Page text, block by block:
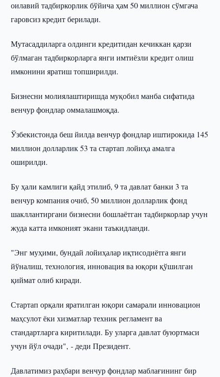
оилавий тадбиркорлик бўйича ҳам 50 миллион сўмгача
гаровсиз кредит берилади.
Мутасаддиларга олдинги кредитидан кечиккан қарзи
бўлмаган тадбиркорларга янги имтиёзли кредит олиш
имконини яратиш топширилди.
Бизнесни молиялаштиришда муқобил манба сифатида
венчур фондлар оммалашмоқда.
Ўзбекистонда беш йилда венчур фондлар иштирокида 145
миллион долларлик 53 та стартап лойиҳа амалга
оширилди.
Бу ҳали камлиги қайд этилиб, 9 та давлат банки 3 та
венчур компания очиб, 50 миллион долларлик фонд
шакллантиргани бизнесни бошлаётган тадбиркорлар учун
жуда катта имконият экани таъкидланди.
"Энг муҳими, бундай лойиҳалар иқтисодиётга янги
йўналиш, технология, инновация ва юқори қўшилган
қиймат олиб киради.
Стартап орқали яратилган юқори самарали инновацион
маҳсулот ёки хизматлар техник регламент ва
стандартларга киритилади. Бу уларга давлат буюртмаси
учун йўл очади", - деди Президент.
Давлатимиз раҳбари венчур фондлар маблағининг бир